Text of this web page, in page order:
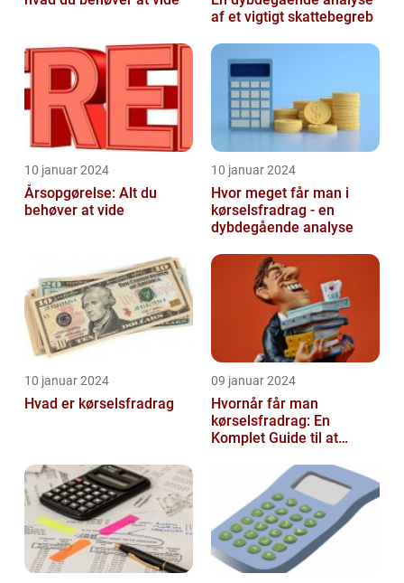
af et vigtigt skattebegreb
10 januar 2024
Årsopgørelse: Alt du
behøver at vide
10 januar 2024
Hvor meget får man i
kørselsfradrag - en
dybdegående analyse
10 januar 2024
Hvad er kørselsfradrag
09 januar 2024
Hvornår får man
kørselsfradrag: En
Komplet Guide til at
Historien Bag Det